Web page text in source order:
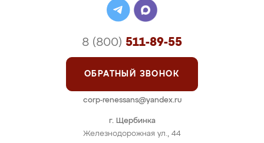
г. Щербинка
Железнодорожная ул., 44
8 (800) 511-89-55
ОБРАТНЫЙ ЗВОНОК
corp-renessans@yandex.ru